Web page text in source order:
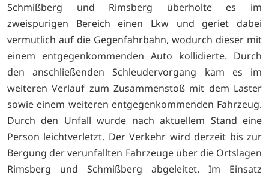
Schmißberg und Rimsberg überholte es im
zweispurigen Bereich einen Lkw und geriet dabei
vermutlich auf die Gegenfahrbahn, wodurch dieser mit
einem entgegenkommenden Auto kollidierte. Durch
den anschließenden Schleudervorgang kam es im
weiteren Verlauf zum Zusammenstoß mit dem Laster
sowie einem weiteren entgegenkommenden Fahrzeug.
Durch den Unfall wurde nach aktuellem Stand eine
Person leichtverletzt. Der Verkehr wird derzeit bis zur
Bergung der verunfallten Fahrzeuge über die Ortslagen
Rimsberg und Schmißberg abgeleitet. Im Einsatz